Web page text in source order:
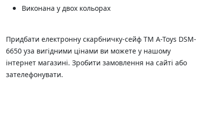
Виконана у двох кольорах
Придбати електронну скарбничку-сейф ТМ A-Toys DSM-
6650 уза вигідними цінами ви можете у нашому
інтернет магазині. Зробити замовлення на сайті або
зателефонувати.